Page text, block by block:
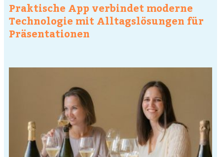
Praktische App verbindet moderne
Technologie mit Alltagslösungen für
Präsentationen